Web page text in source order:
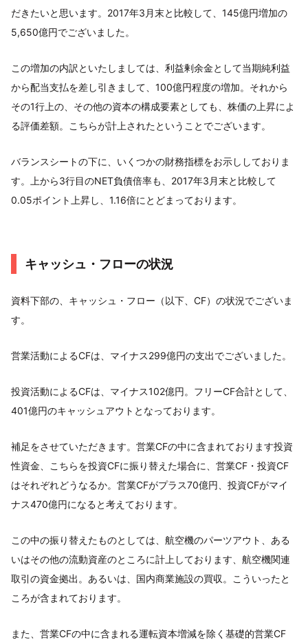
だきたいと思います。2017年3月末と比較して、145億円増加の
5,650億円でございました。
この増加の内訳といたしましては、利益剰余金として当期純利益
から配当支払を差し引きまして、100億円程度の増加。それから
その1行上の、その他の資本の構成要素としても、株価の上昇によ
る評価差額。こちらが計上されたということでございます。
バランスシートの下に、いくつかの財務指標をお示ししておりま
す。上から3行目のNET負債倍率も、2017年3月末と比較して
0.05ポイント上昇し、1.16倍にとどまっております。
キャッシュ・フローの状況
資料下部の、キャッシュ・フロー（以下、CF）の状況でございま
す。
営業活動によるCFは、マイナス299億円の支出でございました。
投資活動によるCFは、マイナス102億円。フリーCF合計として、
401億円のキャッシュアウトとなっております。
補足をさせていただきます。営業CFの中に含まれております投資
性資金、こちらを投資CFに振り替えた場合に、営業CF・投資CF
はそれぞれどうなるか。営業CFがプラス70億円、投資CFがマイ
ナス470億円になると考えております。
この中の振り替えたものとしては、航空機のパーツアウト、ある
いはその他の流動資産のところに計上しております、航空機関連
取引の資金拠出。あるいは、国内商業施設の買収。こういったと
ころが含まれております。
また、営業CFの中に含まれる運転資本増減を除く基礎的営業CF